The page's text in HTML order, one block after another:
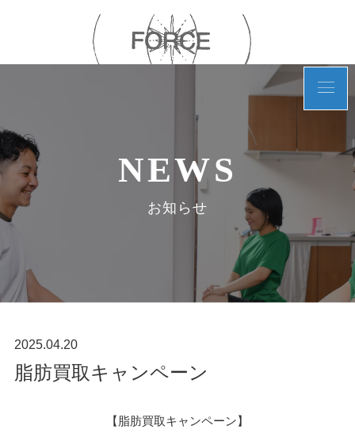
NEWS
お知らせ
2025.04.20
脂肪買取キャンペーン
【脂肪買取キャンペーン】